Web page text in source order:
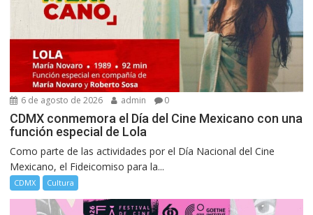
6 de agosto de 2026 admin 0
CDMX conmemora el Día del Cine Mexicano con una
función especial de Lola
Como parte de las actividades por el Día Nacional del Cine
Mexicano, el Fideicomiso para la...
CDMX Cultura